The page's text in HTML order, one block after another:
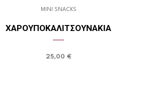
MINI SNACKS
ΧΑΡΟΥΠΟΚΑΛΙΤΣΟΥΝΆΚΙΑ
25,00 €